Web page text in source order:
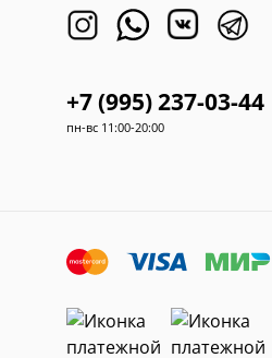
+7 (995) 237-03-44
пн-вс 11:00-20:00